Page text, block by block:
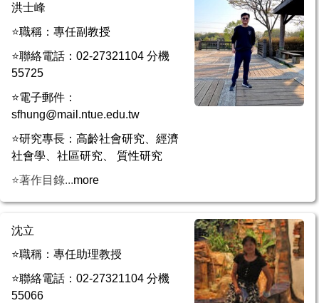
洪士峰
⭐職稱：專任副教授
⭐聯絡電話：02-27321104 分機
55725
⭐電子郵件：
sfhung@mail.ntue.edu.tw
⭐研究專長：高齡社會研究、經濟
社會學、社區研究、 質性研究
⭐著作目錄...more
沈立
⭐職稱：專任助理教授
⭐聯絡電話：02-27321104 分機
55066